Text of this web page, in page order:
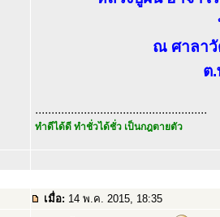
ณ ศาลาวั
ต
.....................................................
ทำดีได้ดี ทำชั่วได้ชั่ว เป็นกฎตายตัว
เมื่อ: 14 พ.ค. 2015, 18:35